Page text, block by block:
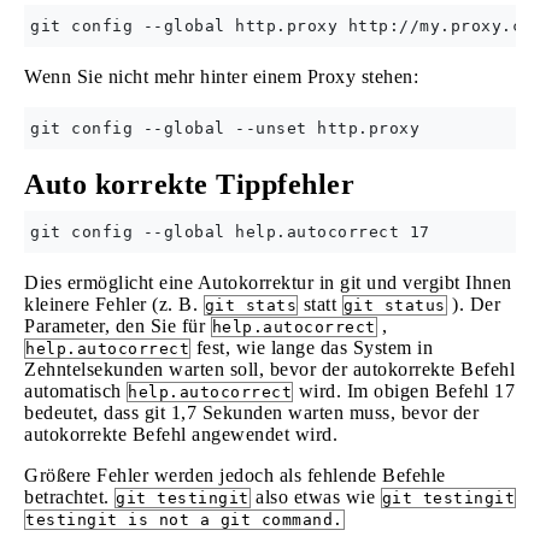
Wenn Sie nicht mehr hinter einem Proxy stehen:
Auto korrekte Tippfehler
Dies ermöglicht eine Autokorrektur in git und vergibt Ihnen
kleinere Fehler (z. B. git stats statt git status ). Der
Parameter, den Sie für help.autocorrect ,
help.autocorrect fest, wie lange das System in
Zehntelsekunden warten soll, bevor der autokorrekte Befehl
automatisch help.autocorrect wird. Im obigen Befehl 17
bedeutet, dass git 1,7 Sekunden warten muss, bevor der
autokorrekte Befehl angewendet wird.
Größere Fehler werden jedoch als fehlende Befehle
betrachtet. git testingit also etwas wie git testingit
testingit is not a git command.